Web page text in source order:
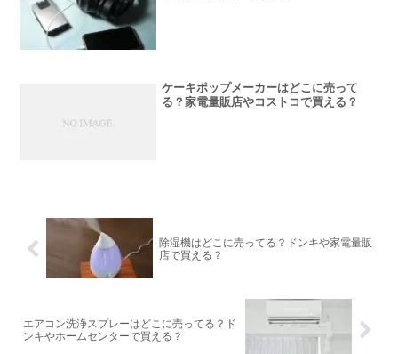
ケーキポップメーカーはどこに売って
る？家電量販店やコストコで買える？
除湿機はどこに売ってる？ドンキや家電量販
店で買える？
エアコン洗浄スプレーはどこに売ってる？ド
ンキやホームセンターで買える？